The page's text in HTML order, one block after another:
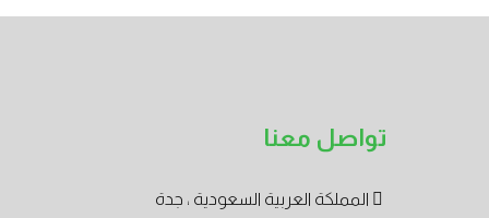
تواصل معنا
المملكة العربية السعودية ، جدة